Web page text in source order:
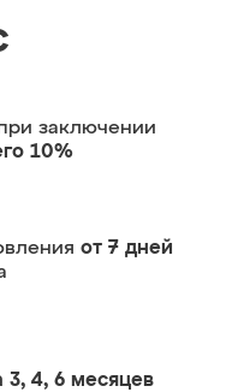
заключении
10%
от 7 дней
3, 4, 6 месяцев